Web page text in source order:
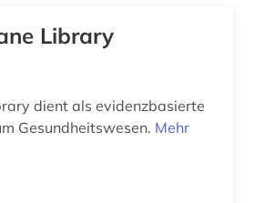
automatic engineering information (1)
automatische sprachanalyse (1)
Library
dient als evidenzbasierte
Gesundheitswesen. Mehr